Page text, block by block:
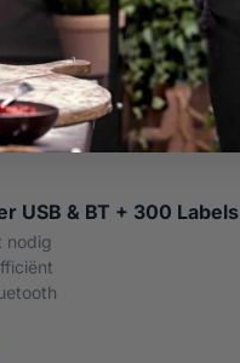
USB & BT + 300 Labels
nodig